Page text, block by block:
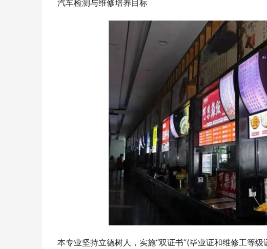
汽车检测与维修培养目标
本专业坚持立德树人，实施“双证书”(毕业证和维修工等